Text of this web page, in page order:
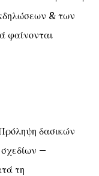
& των
φαίνονται
δασικών
–
τη